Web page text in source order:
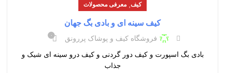
کیف معرفی محصولات
کیف سینه ای و بادی بگ جهان
فروشگاه کیف و پوشاک پررونق ۰
بادی بگ اسپورت و کیف دور گردنی و کیف درو سینه ای شیک و
جذاب